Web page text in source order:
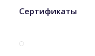
Сертификаты